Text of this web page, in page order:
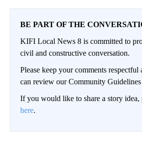
BE PART OF THE
KIFI Local News 8 is committed to
civil and constructive conversation.
Please keep your comments respectful
can review our Community
If you would like to share a story idea,
here.